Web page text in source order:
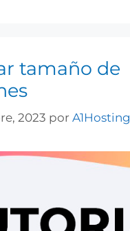
tamaño de
2023 por A1Hosting